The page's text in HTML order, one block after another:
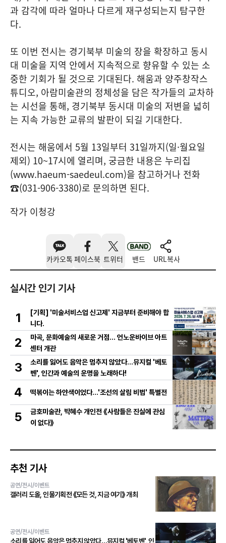
과 감각에 따라 얼마나 다르게 재구성되는지 탐구한
다.
또 이번 전시는 경기북부 미술의 장을 확장하고 동시
대 미술을 지역 안에서 지속적으로 향유할 수 있는 소
중한 기회가 될 것으로 기대된다. 해움과 양주창작스
튜디오, 아람미술관의 정체성을 담은 작가들의 교차하
는 시선을 통해, 경기북부 동시대 미술의 저변을 넓히
는 지속 가능한 교류의 발판이 되길 기대한다.
전시는 해움에서 5월 13일부터 31일까지(일·월요일
제외) 10~17시에 열리며, 궁금한 내용은 누리집
(www.haeum-saedeul.com)을 참고하거나 전화
☎(031-906-3380)로 문의하면 된다.
작가 이청강
카카오톡 페이스북 트위터 밴드 URL복사
실시간 인기 기사
1
[기획] '미술서비스업 신고제' 지금부터 준비해야 합
니다.
2
마곡, 문화예술의 새로운 거점… 언노운바이브 아트
센터 개관
3
소리를 잃어도 음악은 멈추지 않았다…뮤지컬 '베토
벤', 인간과 예술의 운명을 노래하다!
4 떡볶이는 하얀색이었다...'조선의 살림 비법' 특별전
5
금호미술관, 박혜수 개인전 《사람들은 진실에 관심
이 없다》
추천 기사
공연/전시/이벤트
갤러리 도올, 인물기획전 《모든 것, 지금 여기》 개최
공연/전시/이벤트
소리를 잃어도 음악은 멈추지 않았다…뮤지컬 '베토벤', 인